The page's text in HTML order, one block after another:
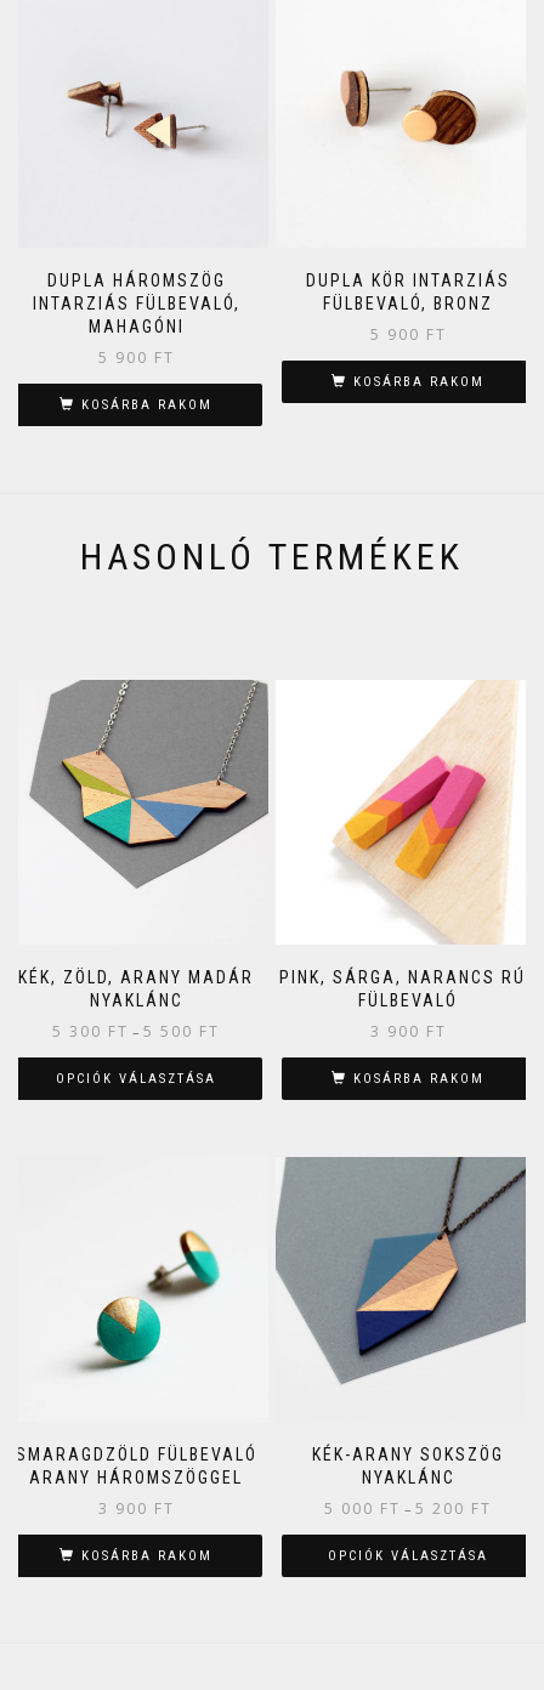
DUPLA HÁROMSZÖG
INTARZIÁS FÜLBEVALÓ,
MAHAGÓNI
5 900 FT
KOSÁRBA RAKOM
DUPLA KÖR INTARZIÁS
FÜLBEVALÓ, BRONZ
5 900 FT
KOSÁRBA RAKOM
HASONLÓ TERMÉKEK
KÉK, ZÖLD, ARANY MADÁR
NYAKLÁNC
5 300 FT – 5 500 FT
OPCIÓK VÁLASZTÁSA
PINK, SÁRGA, NARANCS RÚD
FÜLBEVALÓ
3 900 FT
KOSÁRBA RAKOM
SMARAGDZÖLD FÜLBEVALÓ
ARANY HÁROMSZÖGGEL
3 900 FT
KOSÁRBA RAKOM
KÉK-ARANY SOKSZÖG
NYAKLÁNC
5 000 FT – 5 200 FT
OPCIÓK VÁLASZTÁSA